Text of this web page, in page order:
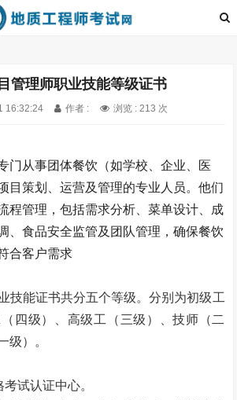
管理师职业技能等级证书
16:32:24 作者 : 浏览 : 213 次
门从事团体餐饮（如学校、企业、医
目策划、运营及管理的专业人员。他们
程管理，包括需求分析、菜单设计、成
、食品安全监管及团队管理，确保餐饮
合客户需求
技能证书共分五个等级。分别为初级工
（四级）、高级工（三级）、技师（二
级）。
试认证中心。